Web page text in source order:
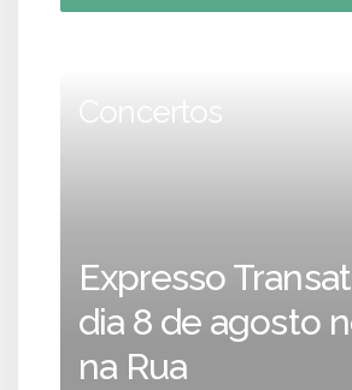
Concertos
Expresso
dia 8 de agosto
na Rua